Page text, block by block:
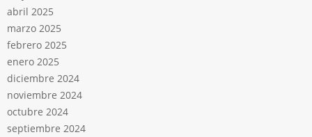
abril 2025
marzo 2025
febrero 2025
enero 2025
diciembre 2024
noviembre 2024
octubre 2024
septiembre 2024